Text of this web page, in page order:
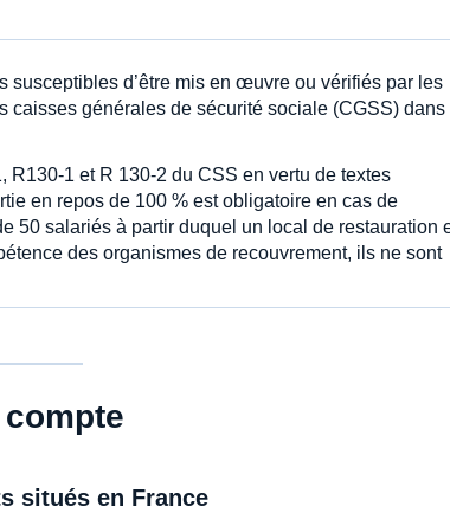
susceptibles d’être mis en œuvre ou vérifiés par les
caisses générales de sécurité sociale (CGSS) dans
R130-1 et R 130-2 du CSS en vertu de textes
en repos de 100 % est obligatoire en cas de
50 salariés à partir duquel un local de restauration
des organismes de recouvrement, ils ne sont
situés en France